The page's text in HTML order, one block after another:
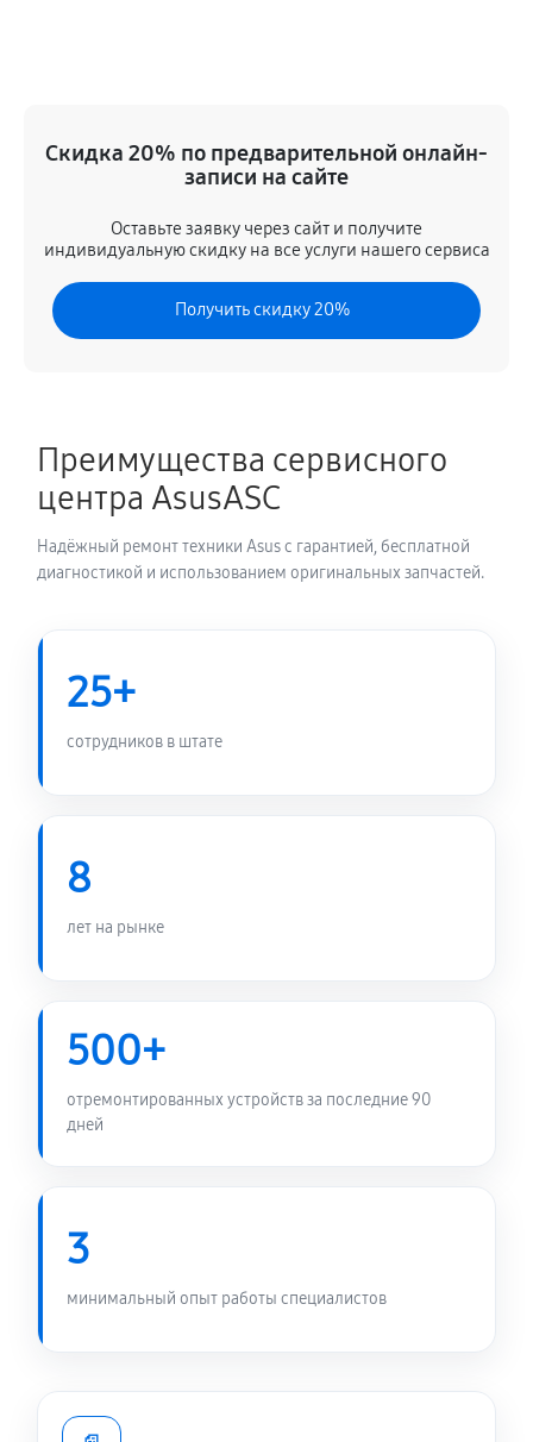
630 руб 60 минут
1260 руб 60 минут
Ремонт блока управления
630 руб 60 минут
Замена электронных компонентов
1710 руб 60 минут
Скидка 20% по предварительной онлайн-
записи на сайте
Оставьте заявку через сайт и получите
индивидуальную скидку на все услуги нашего сервиса
Получить скидку 20%
Преимущества сервисного
центра AsusASC
Надёжный ремонт техники Asus с гарантией, бесплатной
диагностикой и использованием оригинальных запчастей.
25+
сотрудников в штате
8
лет на рынке
500+
отремонтированных устройств за последние 90
дней
3
минимальный опыт работы специалистов